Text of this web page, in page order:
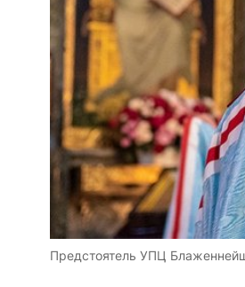
Предстоятель УПЦ